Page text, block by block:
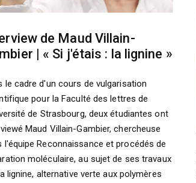
de Maud Villain-
| « Si j'étais : la lignine »
le cadre d'un cours de vulgarisation
pour la Faculté des lettres de
de Strasbourg, deux étudiantes ont
Maud Villain-Gambier, chercheuse
l'équipe Reconnaissance et procédés de
moléculaire, au sujet de ses travaux
lignine, alternative verte aux polymères